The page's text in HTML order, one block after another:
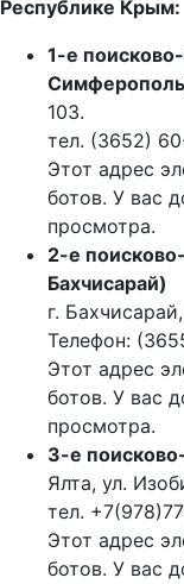
Республике Крым:
1-е
103.
тел. (3652)
Этот адрес
ботов. У вас
просмотра.
2-е
Бахчисарай)
г.
Телефон:
Этот адрес
ботов. У вас
просмотра.
3-е
Ялта, ул.
тел.
Этот адрес
ботов. У вас